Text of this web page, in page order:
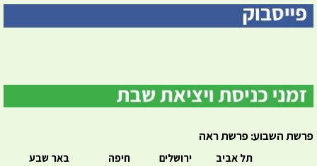
פרשת השבוע: פרשת ראה
תל אביב
ירושלים
חיפה
באר שבע